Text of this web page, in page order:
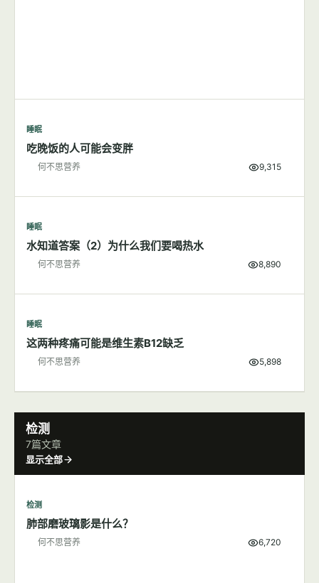
睡眠
吃晚饭的人可能会变胖
何不思营养 9,315
睡眠
水知道答案（2）为什么我们要喝热水
何不思营养 8,890
睡眠
这两种疼痛可能是维生素B12缺乏
何不思营养 5,898
检测
7篇文章
显示全部
检测
肺部磨玻璃影是什么？
何不思营养 6,720